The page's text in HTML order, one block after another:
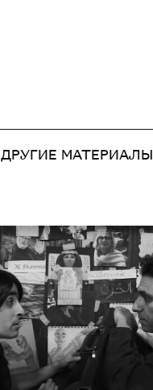
ДРУГИЕ МАТЕРИАЛЫ